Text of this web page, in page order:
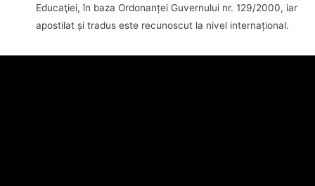
Educaţiei, în baza Ordonanței Guvernului nr. 129/2000, iar
apostilat și tradus este recunoscut la nivel internațional.